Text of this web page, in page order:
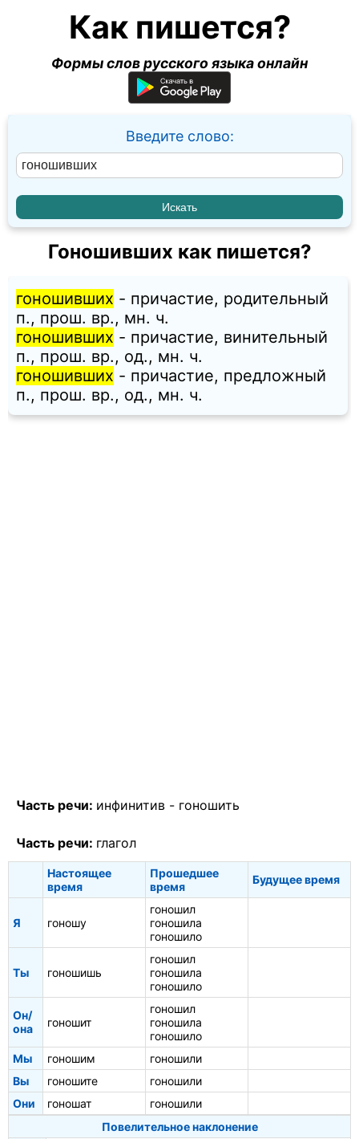
Как пишется?
Формы слов русского языка онлайн
Введите слово:
Гоношивших как пишется?
гоношивших - причастие, родительный
п., прош. вр., мн. ч.
гоношивших - причастие, винительный
п., прош. вр., од., мн. ч.
гоношивших - причастие, предложный
п., прош. вр., од., мн. ч.
Часть речи: инфинитив - гоношить
Часть речи: глагол
Настоящее
время
Прошедшее
время
Будущее время
Я гоношу
гоношил
гоношила
гоношило
Ты гоношишь
гоношил
гоношила
гоношило
Он/
она
гоношит
гоношил
гоношила
гоношило
Мы
гоношим
гоношили
Вы
гоношите
гоношили
Они
гоношат
гоношили
Повелительное наклонение